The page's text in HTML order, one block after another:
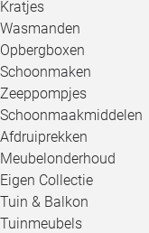
Kratjes
Wasmanden
Opbergboxen
Schoonmaken
Zeeppompjes
Schoonmaakmiddelen
Afdruiprekken
Meubelonderhoud
Eigen Collectie
Tuin & Balkon
Tuinmeubels